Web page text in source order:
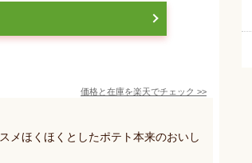
価格と在庫を楽天でチェック >>
メほくほくとしたポテト本来のおいし